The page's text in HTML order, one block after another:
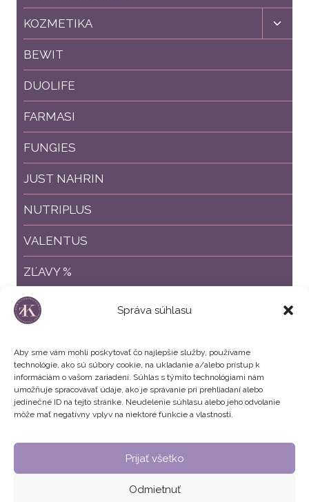
Správa súhlasu
Aby sme vám mohli poskytovať čo najlepšie služby, používame
technológie, ako sú súbory cookie, na ukladanie a/alebo prístup k
informáciám o vašom zariadení. Súhlas s týmito technológiami nám
umožňuje spracovávať údaje, ako je správanie pri prehliadaní alebo
jedinečné ID na tejto stránke. Neudelenie súhlasu alebo jeho odvolanie
môže mať negatívny vplyv na niektoré funkcie a vlastnosti.
Prijať všetko
Odmietnuť
KOZMETIKA
child
BEWIT
DUOLIFE
FARMASI
FUNGIES
JUST NAHRIN
NUTRIPLUS
VALENTUS
ZĽAVY %
ZVÝHODNENÉ BALÍČKY
Zásady používania súborov cookie